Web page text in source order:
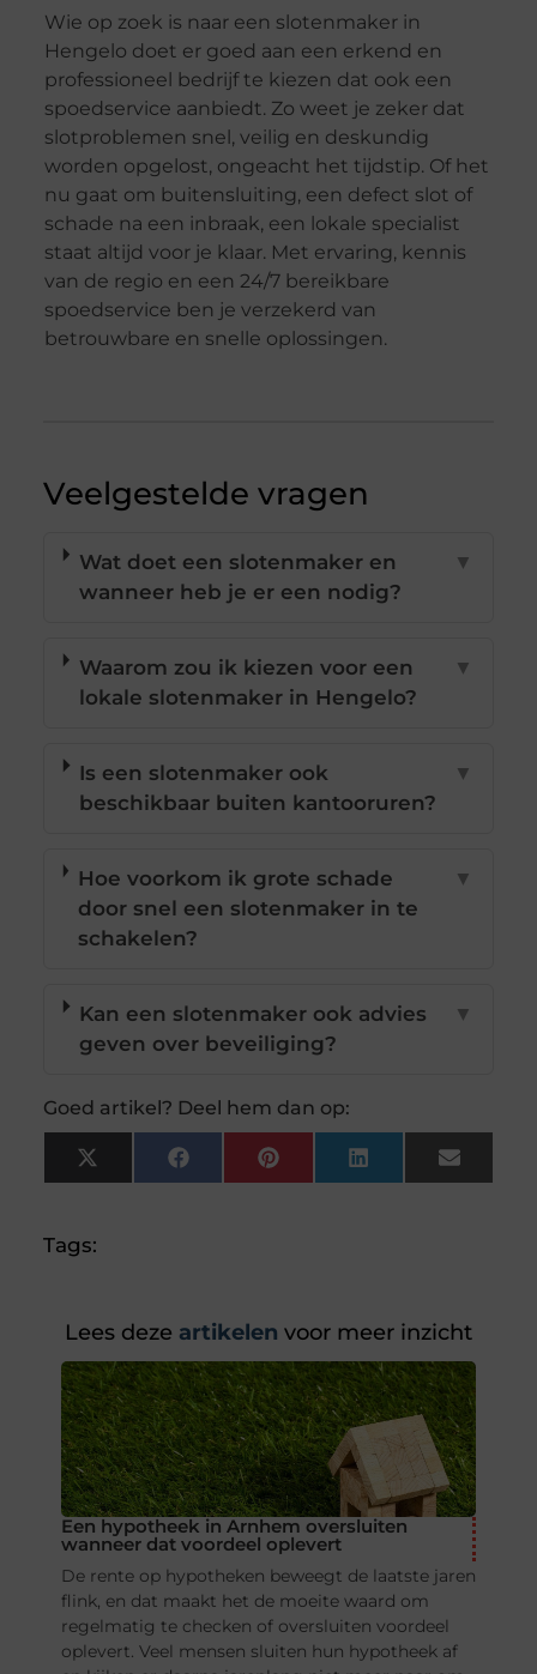
Wie op zoek is naar een slotenmaker in
Hengelo doet er goed aan een erkend en
professioneel bedrijf te kiezen dat ook een
spoedservice aanbiedt. Zo weet je zeker dat
slotproblemen snel, veilig en deskundig
worden opgelost, ongeacht het tijdstip. Of het
nu gaat om buitensluiting, een defect slot of
schade na een inbraak, een lokale specialist
staat altijd voor je klaar. Met ervaring, kennis
van de regio en een 24/7 bereikbare
spoedservice ben je verzekerd van
betrouwbare en snelle oplossingen.
Veelgestelde vragen
Wat doet een slotenmaker en
wanneer heb je er een nodig?
▼
Waarom zou ik kiezen voor een
lokale slotenmaker in Hengelo?
▼
Is een slotenmaker ook
beschikbaar buiten kantooruren?
▼
Hoe voorkom ik grote schade
door snel een slotenmaker in te
schakelen?
▼
Kan een slotenmaker ook advies
geven over beveiliging?
▼
Goed artikel? Deel hem dan op:
X
(Twitter)
FacebookPinterestLinkedInEmail
Tags:
Lees deze artikelen voor meer inzicht
Een hypotheek in Arnhem oversluiten
wanneer dat voordeel oplevert
De rente op hypotheken beweegt de laatste jaren
flink, en dat maakt het de moeite waard om
regelmatig te checken of oversluiten voordeel
oplevert. Veel mensen sluiten hun hypotheek af